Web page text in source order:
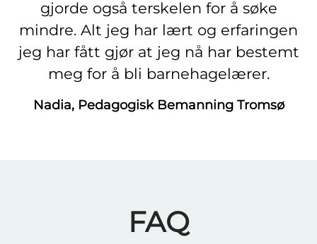
gjorde også terskelen for å søke
mindre. Alt jeg har lært og erfaringen
jeg har fått gjør at jeg nå har bestemt
meg for å bli barnehagelærer.
Nadia, Pedagogisk Bemanning Tromsø
FAQ